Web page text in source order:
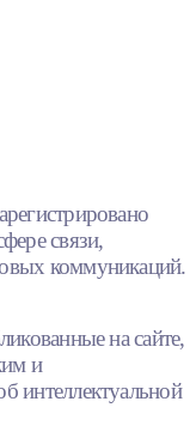
связи,
коммуникаций.
на сайте,
и
интеллектуальной